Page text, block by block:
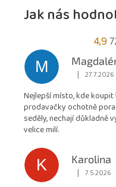
Jak nás
4,9
z
M
Hodnocení
| 27.7.2026
Nejlepší místo, kde
prodavačky ochotně
seděly, nechají důkladně
velice milí.
K
Karolina
Hodnocení
| 7.5.2026